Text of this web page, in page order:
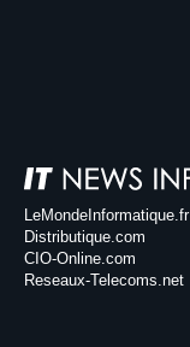
LeMondeInformatique.fr
Distributique.com
CIO-Online.com
Reseaux-Telecoms.net